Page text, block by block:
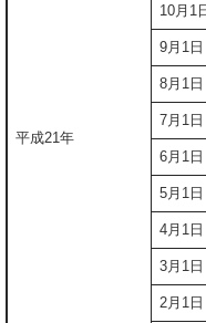
平成21年
10月1
9月1日
8月1日
7月1日
6月1日
5月1日
4月1日
3月1日
2月1日